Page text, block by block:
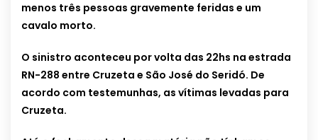
menos três pessoas gravemente feridas e um
cavalo morto.
O sinistro aconteceu por volta das 22hs na estrada
RN-288 entre Cruzeta e São José do Seridó. De
acordo com testemunhas, as vítimas levadas para
Cruzeta.